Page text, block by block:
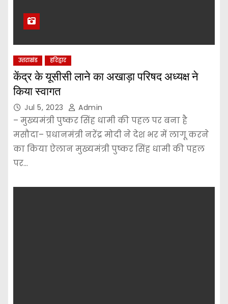
उत्तराखंड हरिद्वार
केंद्र के यूसीसी लाने का अखाड़ा परिषद अध्यक्ष ने
किया स्वागत
Jul 5, 2023 Admin
– मुख्यमंत्री पुष्कर सिंह धामी की पहल पर बना है
मसौदा– प्रधानमंत्री नरेंद्र मोदी ने देश भर में लागू करने
का किया ऐलान मुख्यमंत्री पुष्कर सिंह धामी की पहल
पर…